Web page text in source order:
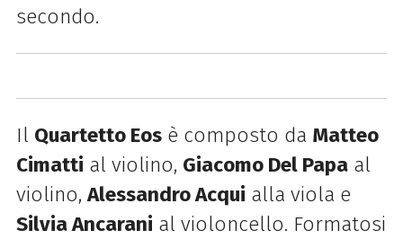
secondo.
Il Quartetto Eosè composto da Matteo
Cimatti al violino, Giacomo Del Papaal
violino,Alessandro Acqui alla viola e
Silvia Ancarani al violoncello. Formatosi